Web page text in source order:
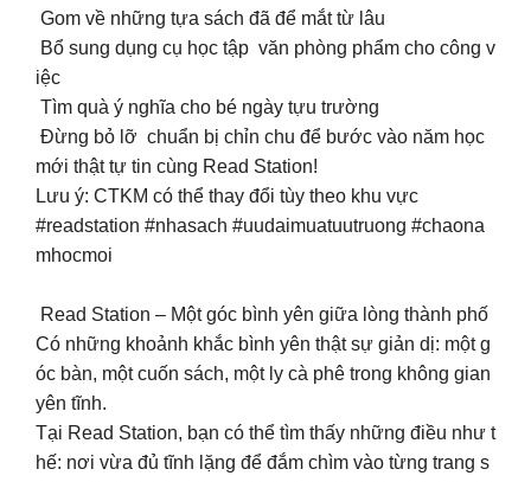
Gom về những tựa sách đã để mắt từ lâu
Bổ sung dụng cụ học tập văn phòng phẩm cho công v
iệc
Tìm quà ý nghĩa cho bé ngày tựu trường
Đừng bỏ lỡ chuẩn bị chỉn chu để bước vào năm học
mới thật tự tin cùng Read Station!
Lưu ý: CTKM có thể thay đổi tùy theo khu vực
#readstation #nhasach #uudaimuatuutruong #chaona
mhocmoi
Read Station – Một góc bình yên giữa lòng thành phố
Có những khoảnh khắc bình yên thật sự giản dị: một g
óc bàn, một cuốn sách, một ly cà phê trong không gian
yên tĩnh.
Tại Read Station, bạn có thể tìm thấy những điều như t
hế: nơi vừa đủ tĩnh lặng để đắm chìm vào từng trang s